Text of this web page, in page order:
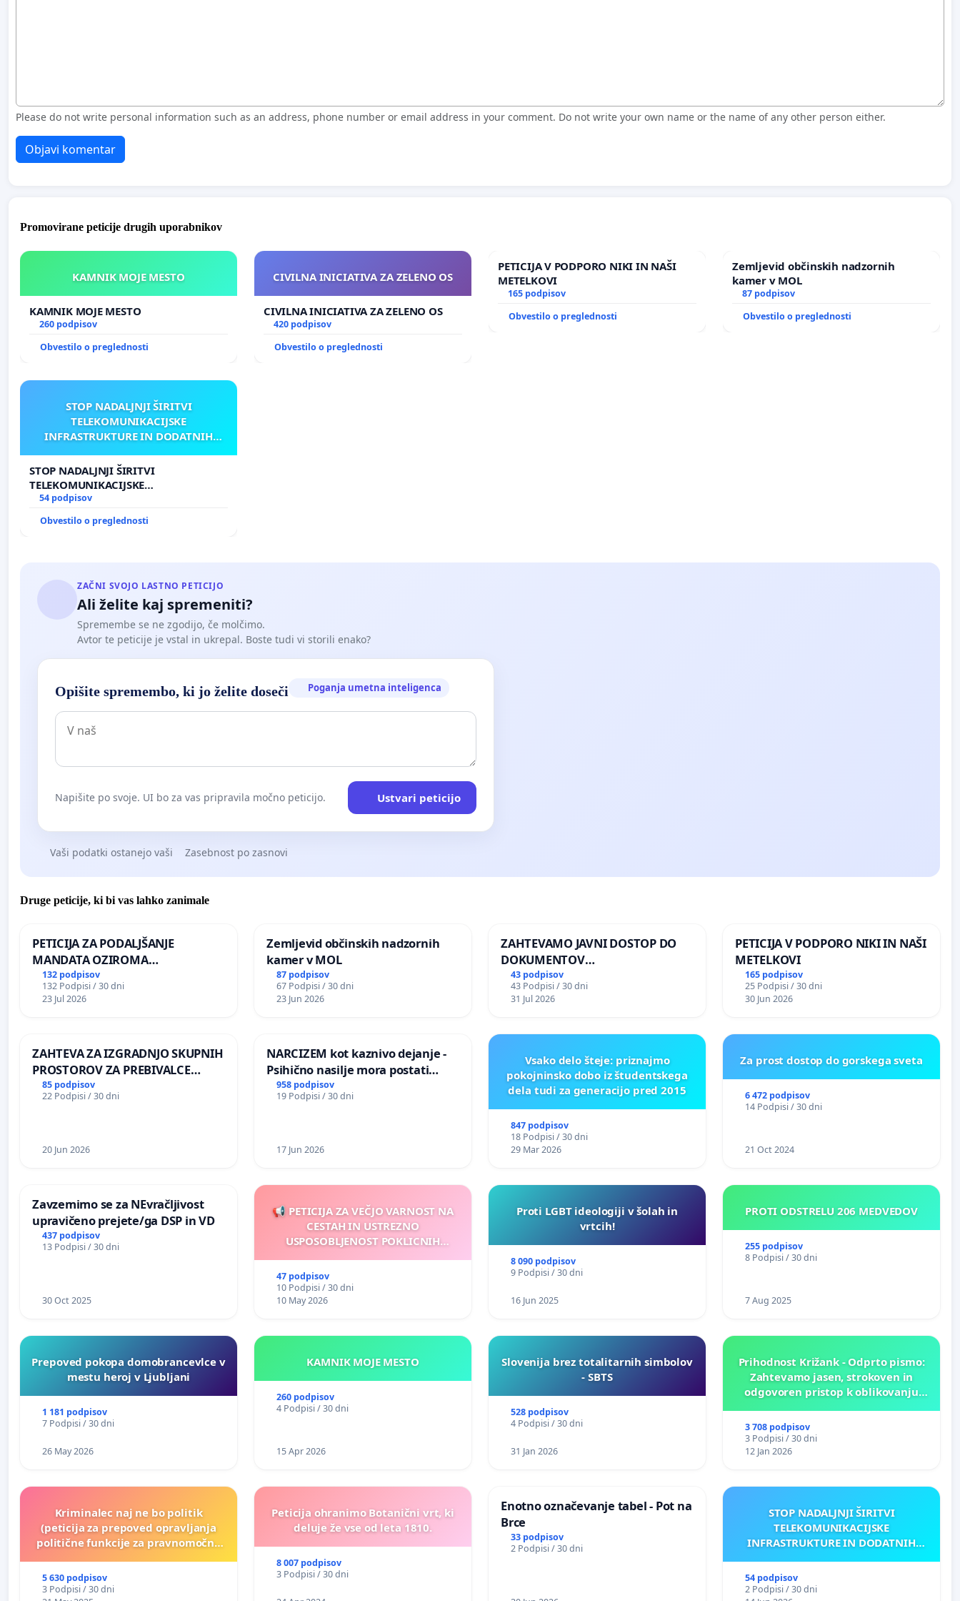
Please do not write personal information such as an address, phone number or email address in your comment. Do not write your own name or the name of any other person either.
Objavi komentar
Promovirane peticije drugih uporabnikov
KAMNIK MOJE MESTO
KAMNIK MOJE MESTO
260 podpisov
Obvestilo o preglednosti
CIVILNA INICIATIVA ZA ZELENO OS
CIVILNA INICIATIVA ZA ZELENO OS
420 podpisov
Obvestilo o preglednosti
PETICIJA V PODPORO NIKI IN NAŠI
METELKOVI
165 podpisov
Obvestilo o preglednosti
Zemljevid občinskih nadzornih
kamer v MOL
87 podpisov
Obvestilo o preglednosti
STOP NADALJNJI ŠIRITVI
TELEKOMUNIKACIJSKE
INFRASTRUKTURE IN DODATNIH
STOP NADALJNJI ŠIRITVI
TELEKOMUNIKACIJSKE
INFRASTRUKTURE IN DODATNIH
54 podpisov
Obvestilo o preglednosti
ZAČNI SVOJO LASTNO PETICIJO
Ali želite kaj spremeniti?
Spremembe se ne zgodijo, če molčimo.
Avtor te peticije je vstal in ukrepal. Boste tudi vi storili enako?
Opišite spremembo, ki jo želite doseči Poganja umetna inteligenca
Napišite po svoje. UI bo za vas pripravila močno peticijo. Ustvari peticijo
Vaši podatki ostanejo vaši Zasebnost po zasnovi
Druge peticije, ki bi vas lahko zanimale
PETICIJA ZA PODALJŠANJE
MANDATA OZIROMA
ČIMPREJŠNJO PONOVNO
NAPOTITEV GOSPODA BERNARDA
ŠRAJNERJA NA VELEPOSLANIŠTVO
132 podpisov
132 Podpisi / 30 dni
23 Jul 2026
Zemljevid občinskih nadzornih
kamer v MOL
87 podpisov
67 Podpisi / 30 dni
23 Jun 2026
ZAHTEVAMO JAVNI DOSTOP DO
DOKUMENTOV
PARLAMENTARNIH
PREISKOVALNIH KOMISIJ O
ILEGALNI TRGOVINI Z OROŽJEM
43 podpisov
43 Podpisi / 30 dni
31 Jul 2026
PETICIJA V PODPORO NIKI IN NAŠI
METELKOVI
165 podpisov
25 Podpisi / 30 dni
30 Jun 2026
ZAHTEVA ZA IZGRADNJO SKUPNIH
PROSTOROV ZA PREBIVALCE
KRAJEVNE SKUPNOSTI
PRESTRANEK
85 podpisov
22 Podpisi / 30 dni
20 Jun 2026
NARCIZEM kot kaznivo dejanje -
Psihično nasilje mora postati
enako prepoznano kot fizično
nasilje
958 podpisov
19 Podpisi / 30 dni
17 Jun 2026
Vsako delo šteje: priznajmo
pokojninsko dobo iz študentskega
dela tudi za generacijo pred 2015
847 podpisov
18 Podpisi / 30 dni
29 Mar 2026
Za prost dostop do gorskega sveta
6 472 podpisov
14 Podpisi / 30 dni
21 Oct 2024
Zavzemimo se za NEvračljivost
upravičeno prejete/ga DSP in VD
437 podpisov
13 Podpisi / 30 dni
30 Oct 2025
📢 PETICIJA ZA VEČJO VARNOST NA
CESTAH IN USTREZNO
USPOSOBLJENOST POKLICNIH
47 podpisov
10 Podpisi / 30 dni
10 May 2026
Proti LGBT ideologiji v šolah in
vrtcih!
8 090 podpisov
9 Podpisi / 30 dni
16 Jun 2025
PROTI ODSTRELU 206 MEDVEDOV
255 podpisov
8 Podpisi / 30 dni
7 Aug 2025
Prepoved pokopa domobrancevlce v
mestu heroj v Ljubljani
1 181 podpisov
7 Podpisi / 30 dni
26 May 2026
KAMNIK MOJE MESTO
260 podpisov
4 Podpisi / 30 dni
15 Apr 2026
Slovenija brez totalitarnih simbolov
- SBTS
528 podpisov
4 Podpisi / 30 dni
31 Jan 2026
Prihodnost Križank - Odprto pismo:
Zahtevamo jasen, strokoven in
odgovoren pristop k oblikovanju
3 708 podpisov
3 Podpisi / 30 dni
12 Jan 2026
Kriminalec naj ne bo politik
(peticija za prepoved opravljanja
politične funkcije za pravnomočno
5 630 podpisov
3 Podpisi / 30 dni
Peticija ohranimo Botanični vrt, ki
deluje že vse od leta 1810.
8 007 podpisov
3 Podpisi / 30 dni
Enotno označevanje tabel - Pot na
Brce
33 podpisov
2 Podpisi / 30 dni
STOP NADALJNJI ŠIRITVI
TELEKOMUNIKACIJSKE
INFRASTRUKTURE IN DODATNIH
54 podpisov
2 Podpisi / 30 dni